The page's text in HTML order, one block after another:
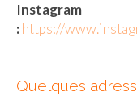
Instagram
:https://
Quelques